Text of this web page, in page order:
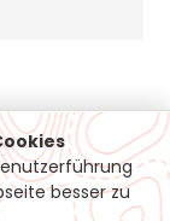
besser zu